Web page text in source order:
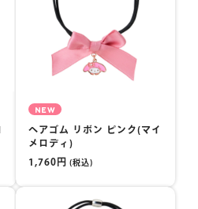
NEW
ヘアゴム リボン ピンク(マイ
メロディ)
1,760円 (税込)